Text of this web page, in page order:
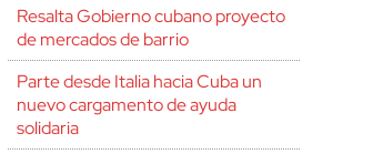
Resalta Gobierno cubano proyecto
de mercados de barrio
Parte desde Italia hacia Cuba un
nuevo cargamento de ayuda
solidaria